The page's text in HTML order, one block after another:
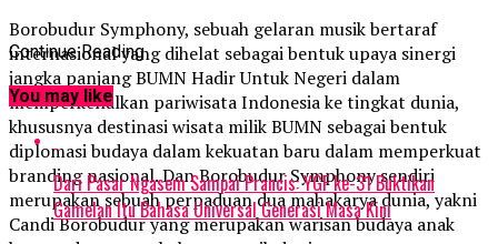
Borobudur Symphony, sebuah gelaran musik bertaraf
internasional yang dihelat sebagai bentuk upaya sinergi
jangka panjang BUMN Hadir Untuk Negeri dalam
memperkenalkan pariwisata Indonesia ke tingkat dunia,
khususnya destinasi wisata milik BUMN sebagai bentuk
diplomasi budaya dalam kekuatan baru dalam memperkuat
branding nasional. Dan Borobudur Symphony sendiri
merupakan sebuah perpaduan dua mahakarya dunia, yakni
Candi Borobudur yang merupakan warisan budaya anak
Continue Reading
You may like
Dari Pasar Ngasem Sampai Prancis: YGF ke-31 Buktikan
Gamelan Itu Bahasa Universal Generasi Masa Kini